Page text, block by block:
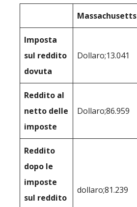
Massachusetts
Imposta
sul reddito
dovuta
Dollaro;13.041
Reddito al
netto delle
imposte
Dollaro;86.959
Reddito
dopo le
imposte
sul reddito
dollaro;81.239